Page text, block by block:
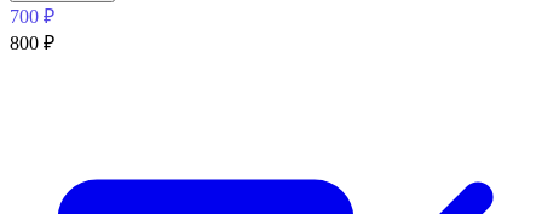
700 ₽
800 ₽